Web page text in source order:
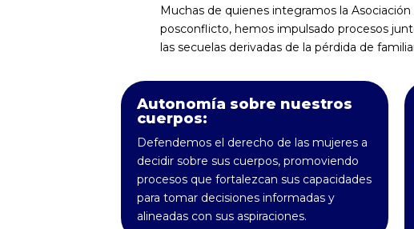
Muchas de quienes integramos la
posconflicto, hemos impulsado procesos
las secuelas derivadas de la pérdida de
Autonomía sobre nuestros
cuerpos:
Defendemos el derecho de las mujeres a
decidir sobre sus cuerpos, promoviendo
procesos que fortalezcan sus capacidades
para tomar decisiones informadas y
alineadas con sus aspiraciones.